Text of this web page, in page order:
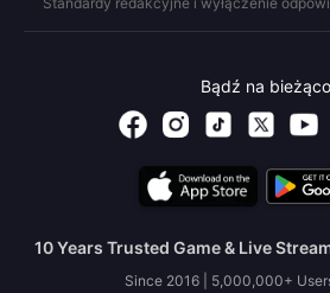
Bądź na bieżąco
10 Years Trusted Game & Live
Since 2016 | 5,000,000+